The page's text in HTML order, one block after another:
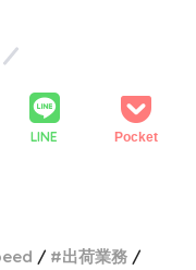
LINE Pocket
出荷業務